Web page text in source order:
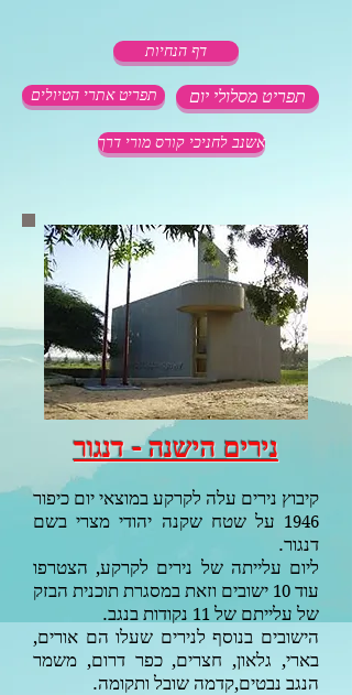
דף הנחיות
תפריט אתרי הטיולים
אשנב לחניכי קורס מורי דרך
תפריט מסלולי יום
נירים הישנה - דנגור
קיבוץ נירים עלה לקרקע במוצאי יום כיפור
1946 על שטח שקנה יהודי מצרי בשם
דנגור.
ליום עלייתה של נירים לקרקע, הצטרפו
עוד 10 ישובים וזאת במסגרת תוכנית הבזק
של עלייתם של 11 נקודות בנגב.
הישובים בנוסף לנירים שעלו הם אורים,
בארי, גלאון, חצרים, כפר דרום, משמר
הנגב נבטים,קדמה שובל ותקומה.